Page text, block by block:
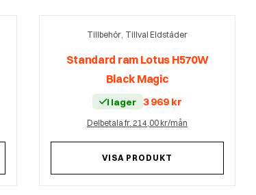
Tillbehör, Tillval Eldstäder
Standard ram Lotus H570W
Black Magic
I lager 3 969 kr
Delbetala fr. 214,00 kr/mån
VISA PRODUKT